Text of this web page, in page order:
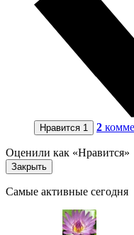
Нравится 1 2
Оценили как «Нравится»
Закрыть
Самые активные сегодня